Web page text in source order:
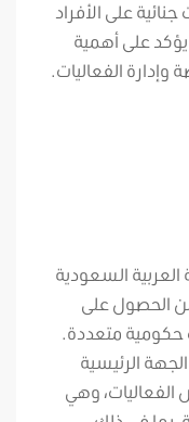
على الأفراد
يؤكد على أهمية
الفعاليات.
السعودية
الحصول على
حكومية متعددة.
الرئيسية
وهي